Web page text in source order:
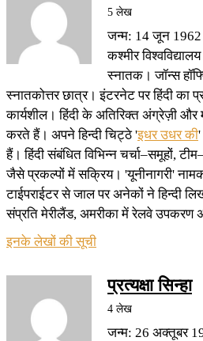
5 लेख
जन्म: 14 जून 1962
कश्मीर
स्नातक। जॉन्स
स्नातकोत्तर छात्र। इंटरनेट पर हिंदी का
कार्यशील। हिंदी के अतिरिक्त अंग्रेज़ी और
करते हैं। अपने हिन्दी चिट्ठे 'इधर उधर की'
हैं। हिंदी संबंधित विभिन्न चर्चा–समूहों,
जैसे प्रकल्पों में सक्रिय। 'यूनीनागरी'
टाईपराईटर से जाल पर अनेकों ने हिन्दी
संप्रति मेरीलैंड, अमरीका में रेलवे उपकरण
इनके लेखों की सूची
प्रत्यक्षा सिन्हा
4 लेख
जन्म: 26 अक्तूबर